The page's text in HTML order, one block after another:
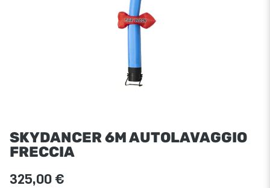
SKYDANCER 6M AUTOLAVAGGIO
FRECCIA
325,00 €